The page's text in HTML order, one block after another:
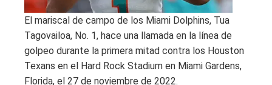
El mariscal de campo de los Miami Dolphins, Tua
Tagovailoa, No. 1, hace una llamada en la línea de
golpeo durante la primera mitad contra los Houston
Texans en el Hard Rock Stadium en Miami Gardens,
Florida, el 27 de noviembre de 2022.